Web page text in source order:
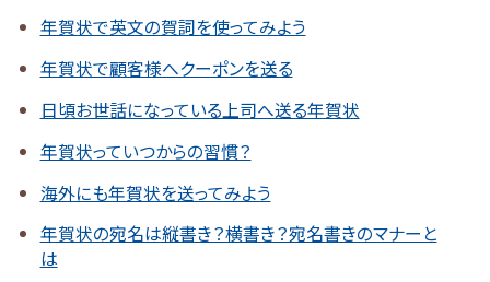
年賀状で英文の賀詞を使ってみよう
年賀状で顧客様へクーポンを送る
日頃お世話になっている上司へ送る年賀状
年賀状っていつからの習慣？
海外にも年賀状を送ってみよう
年賀状の宛名は縦書き？横書き？宛名書きのマナーと
は